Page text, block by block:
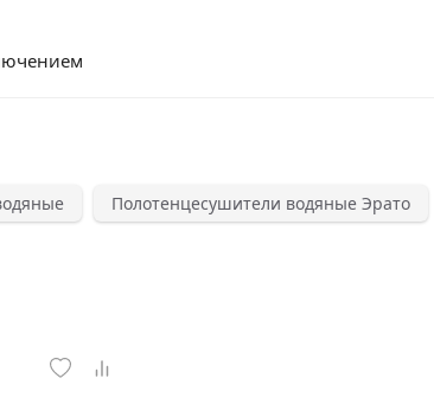
Полотенцесушители водяные Эрато